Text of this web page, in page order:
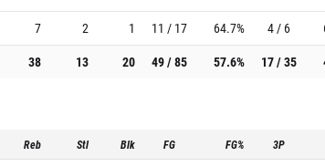
7 2 1 11 / 17 64.7% 4 / 6
38 13 20 49 / 85 57.6% 17 / 35
Reb Stl Blk FG FG% 3P